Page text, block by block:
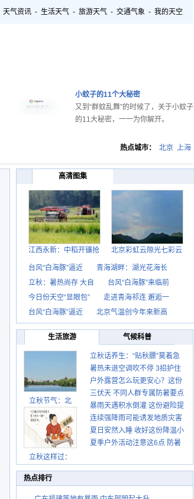
天气资讯 - 生活天气 - 旅游天气 - 交通气象 - 我的天空
小蚊子的11个大秘密
又到“群蚊乱舞”的时候了，关于小蚊子
的11大秘密，一一为你解开。
热点城市： 北京 上海
高清图集
江西永新：中稻开镰抢 北京彩虹云隙光七彩云
台风“白海豚”逼近
青海湖畔：湖光花海长
立秋：暑热尚存 大自
台风“白海豚”来临前
今日份天空“显眼包”
走进青海祁连 邂逅一
台风“白海豚”逼近
北京气温创今年来新高
生活旅游 气候科普
立秋节气：北
立秋这样过：
立秋话养生：“贴秋膘”莫着急
先清暑再防燥
暑热未退空调吹不停 3招护住
肩颈不酸痛
户外露营怎么玩更安心？这份
攻略请收好
三伏天 不同人群专属防暑要点
请收好
暴雨天遇积水倒灌 这份避险提
示请收好
连续强降雨可能诱发地质灾害
这些前兆要知道
夏日安然入睡 收好这份降温小
贴士
夏季户外活动注意这6点 防暑
热点排行